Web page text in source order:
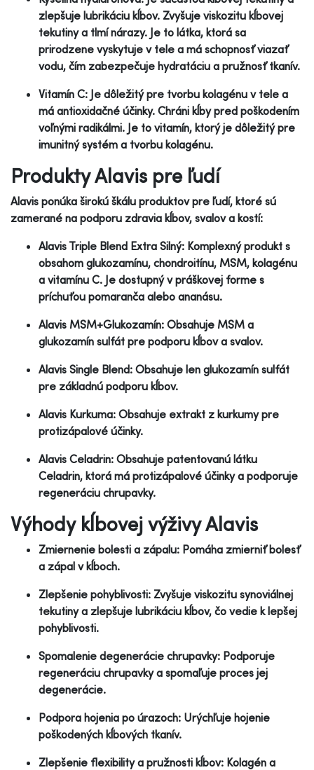
zlepšuje lubrikáciu kĺbov. Zvyšuje viskozitu kĺbovej
tekutiny a tlmí nárazy. Je to látka, ktorá sa
prirodzene vyskytuje v tele a má schopnosť viazať
vodu, čím zabezpečuje hydratáciu a pružnosť tkanív.
Vitamín C: Je dôležitý pre tvorbu kolagénu v tele a
má antioxidačné účinky. Chráni kĺby pred poškodením
voľnými radikálmi. Je to vitamín, ktorý je dôležitý pre
imunitný systém a tvorbu kolagénu.
Produkty Alavis pre ľudí
Alavis ponúka širokú škálu produktov pre ľudí, ktoré sú
zamerané na podporu zdravia kĺbov, svalov a kostí:
Alavis Triple Blend Extra Silný: Komplexný produkt s
obsahom glukozamínu, chondroitínu, MSM, kolagénu
a vitamínu C. Je dostupný v práškovej forme s
príchuťou pomaranča alebo ananásu.
Alavis MSM+Glukozamín: Obsahuje MSM a
glukozamín sulfát pre podporu kĺbov a svalov.
Alavis Single Blend: Obsahuje len glukozamín sulfát
pre základnú podporu kĺbov.
Alavis Kurkuma: Obsahuje extrakt z kurkumy pre
protizápalové účinky.
Alavis Celadrin: Obsahuje patentovanú látku
Celadrin, ktorá má protizápalové účinky a podporuje
regeneráciu chrupavky.
Výhody kĺbovej výživy Alavis
Zmiernenie bolesti a zápalu: Pomáha zmierniť bolesť
a zápal v kĺboch.
Zlepšenie pohyblivosti: Zvyšuje viskozitu synoviálnej
tekutiny a zlepšuje lubrikáciu kĺbov, čo vedie k lepšej
pohyblivosti.
Spomalenie degenerácie chrupavky: Podporuje
regeneráciu chrupavky a spomaľuje proces jej
degenerácie.
Podpora hojenia po úrazoch: Urýchľuje hojenie
poškodených kĺbových tkanív.
Zlepšenie flexibility a pružnosti kĺbov: Kolagén a